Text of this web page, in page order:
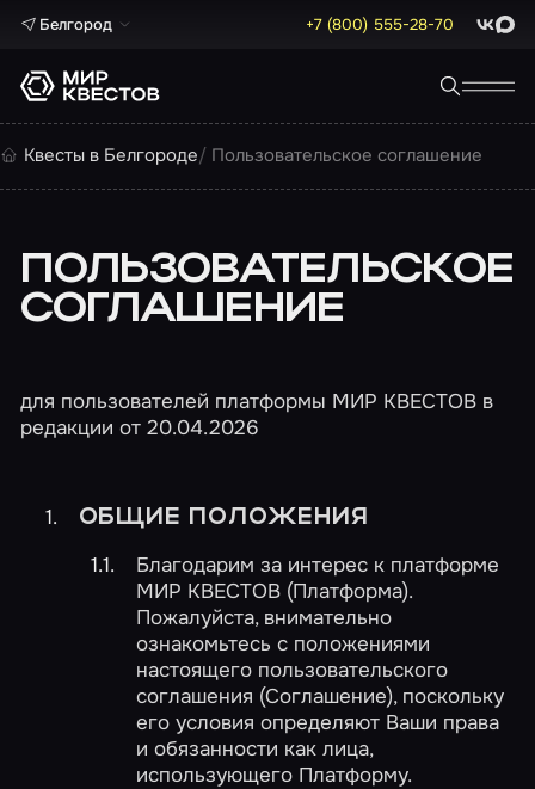
Белгород +7 (800) 555-28-70 Max
Квесты в Белгороде Пользовательское соглашение
ПОЛЬЗОВАТЕЛЬСКОЕ
СОГЛАШЕНИЕ
для пользователей платформы МИР КВЕСТОВ в
редакции от 20.04.2026
ОБЩИЕ ПОЛОЖЕНИЯ
Благодарим за интерес к платформе
МИР КВЕСТОВ (Платформа).
Пожалуйста, внимательно
ознакомьтесь с положениями
настоящего пользовательского
соглашения (Соглашение), поскольку
его условия определяют Ваши права
и обязанности как лица,
использующего Платформу.